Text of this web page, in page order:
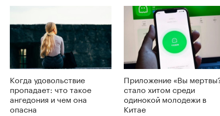
Когда удовольствие
пропадает: что такое
ангедония и чем она
опасна
Приложение «Вы
стало хитом среди
одинокой молодежи в
Китае